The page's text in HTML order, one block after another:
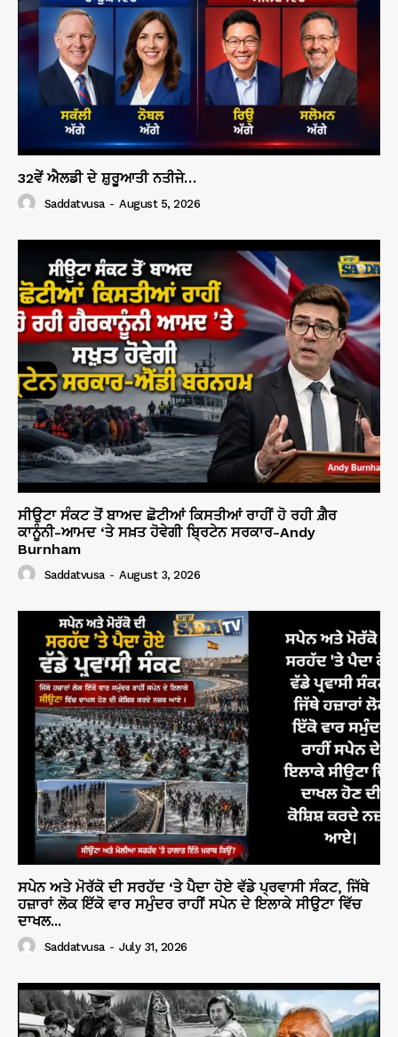
32ਵੇਂ ਐਲਡੀ ਦੇ ਸ਼ੁਰੂਆਤੀ ਨਤੀਜੇ…
Saddatvusa - August 5, 2026
ਸੀਉਟਾ ਸੰਕਟ ਤੋਂ ਬਾਅਦ ਛੋਟੀਆਂ ਕਿਸਤੀਆਂ ਰਾਹੀਂ ਹੋ ਰਹੀ ਗ਼ੈਰ
ਕਾਨੂੰਨੀ-ਆਮਦ ‘ਤੇ ਸਖ਼ਤ ਹੋਵੇਗੀ ਬ੍ਰਿਟੇਨ ਸਰਕਾਰ-Andy
Burnham
Saddatvusa - August 3, 2026
ਸਪੇਨ ਅਤੇ ਮੋਰੱਕੋ ਦੀ ਸਰਹੱਦ ‘ਤੇ ਪੈਦਾ ਹੋਏ ਵੱਡੇ ਪ੍ਰਵਾਸੀ ਸੰਕਟ, ਜਿੱਥੇ
ਹਜ਼ਾਰਾਂ ਲੋਕ ਇੱਕੋ ਵਾਰ ਸਮੁੰਦਰ ਰਾਹੀਂ ਸਪੇਨ ਦੇ ਇਲਾਕੇ ਸੀਉਟਾ ਵਿੱਚ
ਦਾਖਲ...
Saddatvusa - July 31, 2026